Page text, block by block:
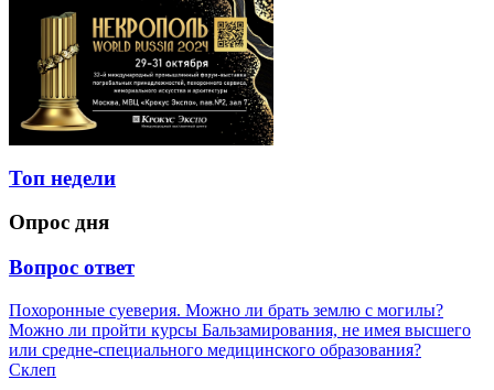
Топ недели
Опрос дня
Вопрос ответ
Похоронные суеверия. Можно ли брать землю с могилы?
Можно ли пройти курсы Бальзамирования, не имея высшего
или средне-специального медицинского образования?
Склеп